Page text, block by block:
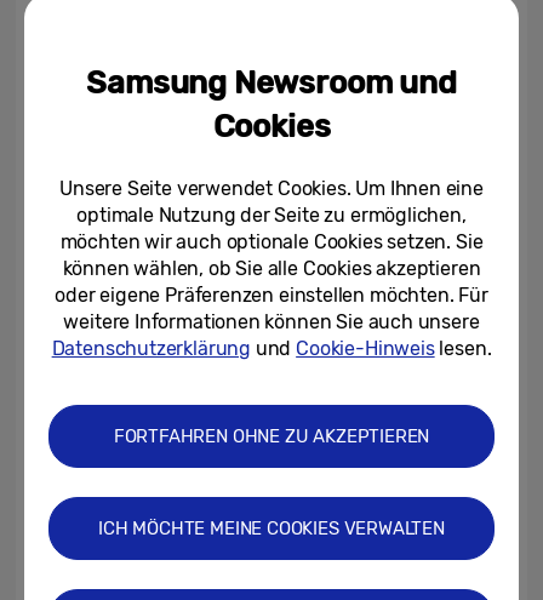
Teilnahme an der Aktion berechtigt. Die
entsprechenden Produkte inklusive Modell-
Codes sind in den Teilnahmebedingungen
Der Aktionszeitraum von Samsung
PremiumPlus verlängert sich bis zum 5. Mai
2021. Registrierungen der im Handel
erworbenen Produkte sind bis zum 23. Mai
Registrierungsprozess können sich Kunden
unter der Telefonnummer 06196 / 77555 –
12 oder per E-Mail anaktionen@samsung.de
Samsung Newsroom und
Cookies
Unsere Seite verwendet Cookies. Um Ihnen eine
optimale Nutzung der Seite zu ermöglichen,
möchten wir auch optionale Cookies setzen. Sie
können wählen, ob Sie alle Cookies akzeptieren
oder eigene Präferenzen einstellen möchten. Für
weitere Informationen können Sie auch unsere
Datenschutzerklärung und Cookie-Hinweislesen.
FORTFAHREN OHNE ZU AKZEPTIEREN
ICH MÖCHTE MEINE COOKIES VERWALTEN